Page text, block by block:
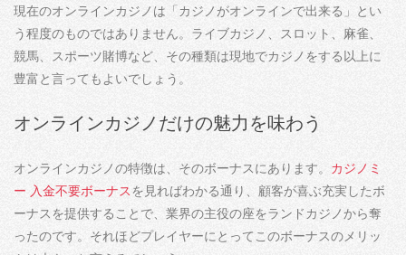
現在のオンラインカジノは「カジノがオンラインで出来る」とい
う程度のものではありません。ライブカジノ、スロット、麻雀、
競馬、スポーツ賭博など、その種類は現地でカジノをする以上に
豊富と言ってもよいでしょう。
オンラインカジノだけの魅力を味わう
オンラインカジノの特徴は、そのボーナスにあります。 カジノミ
ー 入金不要ボーナスを見ればわかる通り、顧客が喜ぶ充実したボ
ーナスを提供することで、業界の主役の座をランドカジノから奪
ったのです。それほどプレイヤーにとってこのボーナスのメリッ